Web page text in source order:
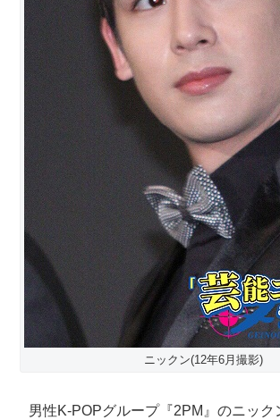
ニックン(12年6月撮影)
男性K-POPグループ『2PM』のニック